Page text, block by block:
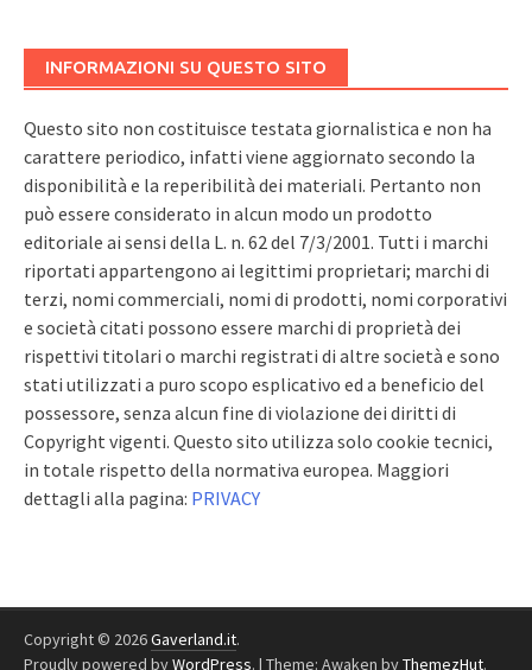
INFORMAZIONI SU QUESTO SITO
Questo sito non costituisce testata giornalistica e non ha
carattere periodico, infatti viene aggiornato secondo la
disponibilità e la reperibilità dei materiali. Pertanto non
può essere considerato in alcun modo un prodotto
editoriale ai sensi della L. n. 62 del 7/3/2001. Tutti i marchi
riportati appartengono ai legittimi proprietari; marchi di
terzi, nomi commerciali, nomi di prodotti, nomi corporativi
e società citati possono essere marchi di proprietà dei
rispettivi titolari o marchi registrati di altre società e sono
stati utilizzati a puro scopo esplicativo ed a beneficio del
possessore, senza alcun fine di violazione dei diritti di
Copyright vigenti. Questo sito utilizza solo cookie tecnici,
in totale rispetto della normativa europea. Maggiori
dettagli alla pagina: PRIVACY
Copyright © 2026Gaverland.it.
Proudly powered byWordPress. | Theme: Awaken byThemezHut.